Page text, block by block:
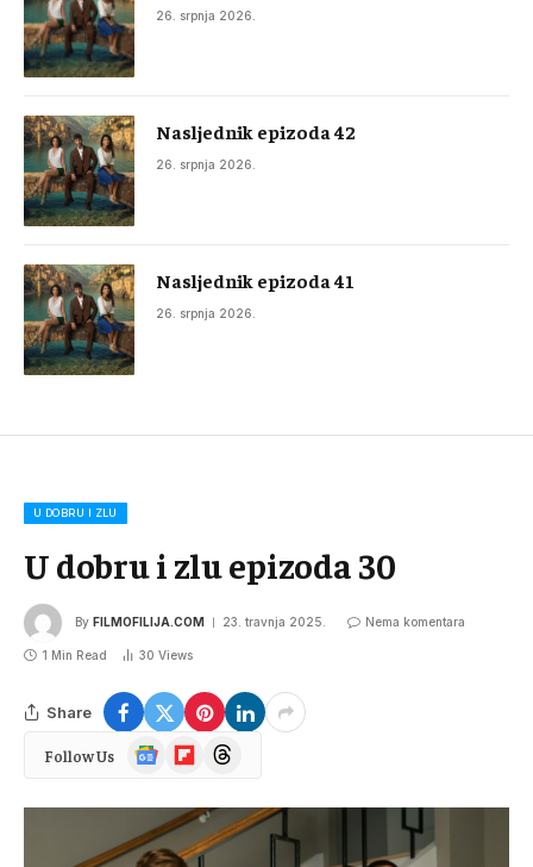
26. srpnja 2026.
Nasljednik epizoda 42
26. srpnja 2026.
Nasljednik epizoda 41
26. srpnja 2026.
U DOBRU I ZLU
U dobru i zlu epizoda 30
By FILMOFILIJA.COM 23. travnja 2025. Nema komentara
1 Min Read 30 Views
Share
Follow Us
Google
News
FlipboardThreads